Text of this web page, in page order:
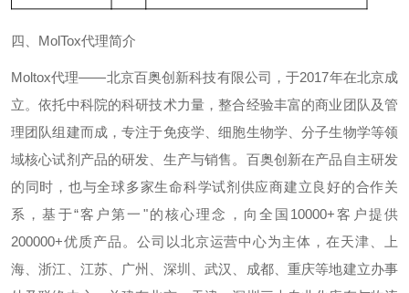
四、 MolTox代理简介
Moltox代理——北京百奥创新科技有限公司，于2017年在北京成
立。依托中科院的科研技术力量，整合经验丰富的商业团队及管
理团队组建而成，专注于免疫学、细胞生物学、分子生物学等领
域核心试剂产品的研发、生产与销售。百奥创新在产品自主研发
的同时，也与全球多家生命科学试剂供应商建立良好的合作关
系，基于“客户第一"的核心理念，向全国 10000+客户提供
200000+优质产品。公司以北京运营中心为主体，在天津、上
海、浙江、江苏、广州、深圳、武汉、成都、重庆等地建立办事